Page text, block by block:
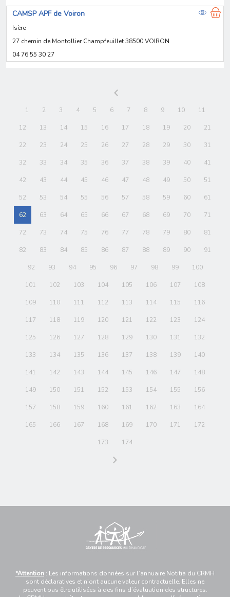
CAMSP APF de Voiron
Isère
27 chemin de Montollier Champfeuillet 38500 VOIRON
04 76 55 30 27
1 2 3 4 5 6 7 8 9 10 11
12 13 14 15 16 17 18 19 20 21
22 23 24 25 26 27 28 29 30 31
32 33 34 35 36 37 38 39 40 41
42 43 44 45 46 47 48 49 50 51
52 53 54 55 56 57 58 59 60 61
62 63 64 65 66 67 68 69 70 71
72 73 74 75 76 77 78 79 80 81
82 83 84 85 86 87 88 89 90 91
92 93 94 95 96 97 98 99 100
101 102 103 104 105 106 107 108
109 110 111 112 113 114 115 116
117 118 119 120 121 122 123 124
125 126 127 128 129 130 131 132
133 134 135 136 137 138 139 140
141 142 143 144 145 146 147 148
149 150 151 152 153 154 155 156
157 158 159 160 161 162 163 164
165 166 167 168 169 170 171 172
173 174
*Attention : Les informations données sur l’annuaire Notitia du CRMH
sont déclaratives et n’ont aucune valeur contractuelle. Elles ne
peuvent pas être utilisées à des fins d’évaluation des structures.